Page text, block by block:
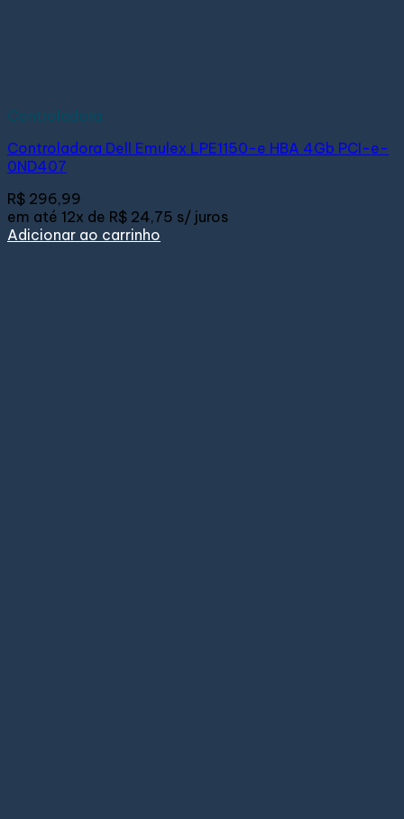
Controladora
Controladora Dell Emulex LPE1150-e HBA 4Gb PCI-e-
0ND407
R$ 296,99
em até 12x de R$ 24,75 s/ juros
Adicionar ao carrinho